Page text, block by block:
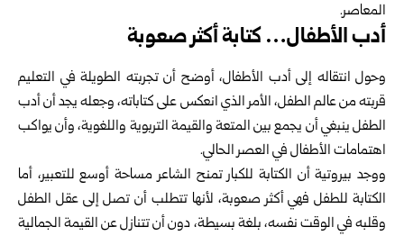
المعاصر.
أدب الأطفال… كتابة أكثر صعوبة
وحول انتقاله إلى أدب الأطفال، أوضح أن تجربته الطويلة في التعليم
قربته من عالم الطفل، الأمر الذي انعكس على كتاباته، وجعله يجد أن أدب
الطفل ينبغي أن يجمع بين المتعة والقيمة التربوية واللغوية، وأن يواكب
اهتمامات الأطفال في العصر الحالي.
ووجد بيروتية أن الكتابة للكبار تمنح الشاعر مساحة أوسع للتعبير، أما
الكتابة للطفل فهي أكثر صعوبة، لأنها تتطلب أن تصل إلى عقل الطفل
وقلبه في الوقت نفسه، بلغة بسيطة، دون أن تتنازل عن القيمة الجمالية